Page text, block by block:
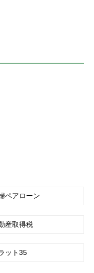
ペアローン
産取得税
ット35